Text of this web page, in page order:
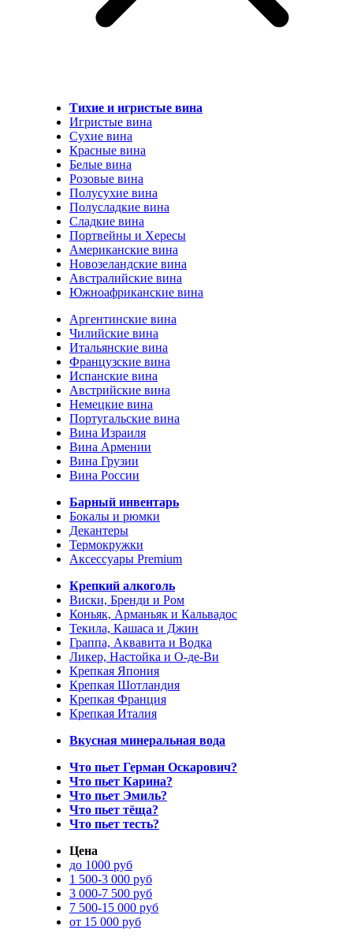
Тихие и игристые вина
Игристые вина
Сухие вина
Красные вина
Белые вина
Розовые вина
Полусухие вина
Полусладкие вина
Сладкие вина
Портвейны и Хересы
Американские вина
Новозеландские вина
Австралийские вина
Южноафриканские вина
Аргентинские вина
Чилийские вина
Итальянские вина
Французские вина
Испанские вина
Австрийские вина
Немецкие вина
Португальские вина
Вина Израиля
Вина Армении
Вина Грузии
Вина России
Барный инвентарь
Бокалы и рюмки
Декантеры
Термокружки
Аксессуары Premium
Крепкий алкоголь
Виски, Бренди и Ром
Коньяк, Арманьяк и Кальвадос
Текила, Кашаса и Джин
Граппа, Аквавита и Водка
Ликер, Настойка и О-де-Ви
Крепкая Япония
Крепкая Шотландия
Крепкая Франция
Крепкая Италия
Вкусная минеральная вода
Что пьет Герман Оскарович?
Что пьет Карина?
Что пьет Эмиль?
Что пьет тёща?
Что пьет тесть?
Цена
до 1000 руб
1 500-3 000 руб
3 000-7 500 руб
7 500-15 000 руб
от 15 000 руб